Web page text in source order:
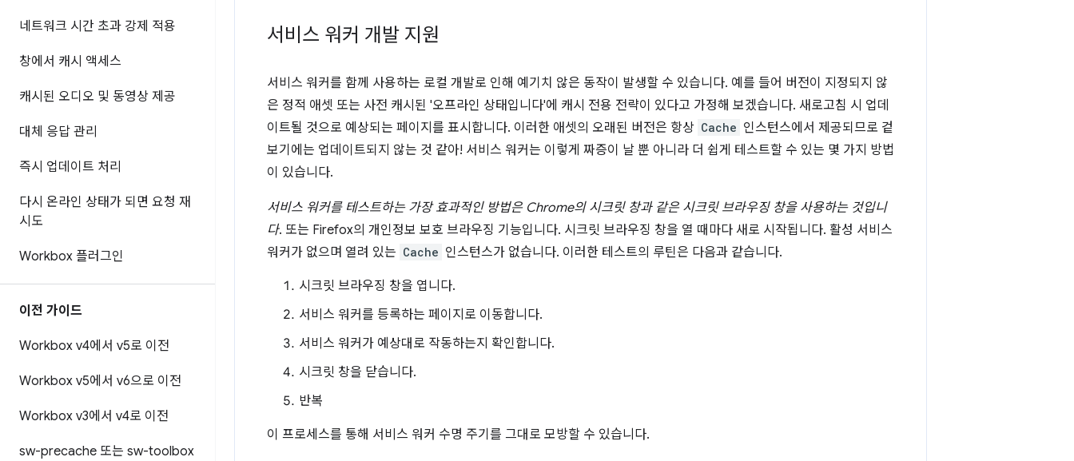
네트워크 시간 초과 강제 적용
창에서 캐시 액세스
캐시된 오디오 및 동영상 제공
대체 응답 관리
즉시 업데이트 처리
다시 온라인 상태가 되면 요청 재
시도
Workbox 플러그인
이전 가이드
Workbox v4에서 v5로 이전
Workbox v5에서 v6으로 이전
Workbox v3에서 v4로 이전
sw-precache 또는 sw-toolbox
서비스 워커 개발 지원
서비스 워커를 함께 사용하는 로컬 개발로 인해 예기치 않은 동작이 발생할 수 있습니다. 예를 들어 버전이 지정되지 않
은 정적 애셋 또는 사전 캐시된 '오프라인 상태입니다'에 캐시 전용 전략이 있다고 가정해 보겠습니다. 새로고침 시 업데
이트될 것으로 예상되는 페이지를 표시합니다. 이러한 애셋의 오래된 버전은 항상 Cache 인스턴스에서 제공되므로 겉
보기에는 업데이트되지 않는 것 같아! 서비스 워커는 이렇게 짜증이 날 뿐 아니라 더 쉽게 테스트할 수 있는 몇 가지 방법
이 있습니다.
서비스 워커를 테스트하는 가장 효과적인 방법은 Chrome의 시크릿 창과 같은 시크릿 브라우징 창을 사용하는 것입니
다. 또는 Firefox의 개인정보 보호 브라우징 기능입니다. 시크릿 브라우징 창을 열 때마다 새로 시작됩니다. 활성 서비스
워커가 없으며 열려 있는 Cache 인스턴스가 없습니다. 이러한 테스트의 루틴은 다음과 같습니다.
시크릿 브라우징 창을 엽니다.
서비스 워커를 등록하는 페이지로 이동합니다.
서비스 워커가 예상대로 작동하는지 확인합니다.
시크릿 창을 닫습니다.
반복
이 프로세스를 통해 서비스 워커 수명 주기를 그대로 모방할 수 있습니다.